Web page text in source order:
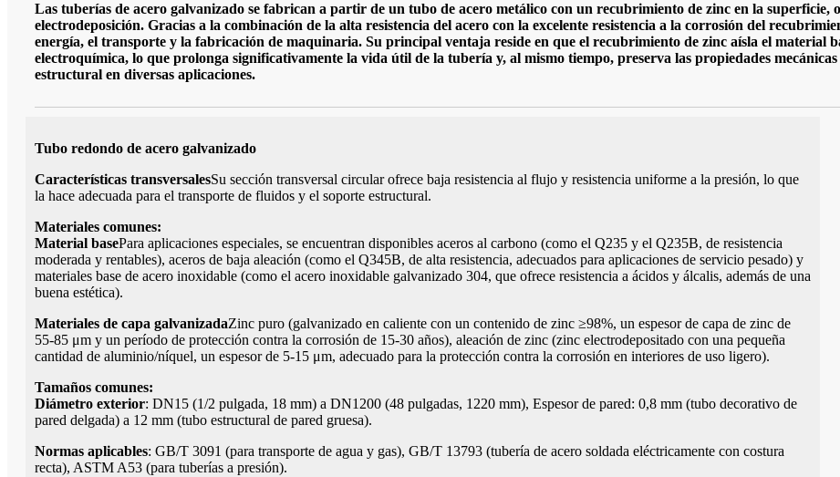
Las tuberías de acero galvanizado se fabrican a partir de un tubo de acero metálico con un recubrimiento de zinc en la superficie,
electrodeposición. Gracias a la combinación de la alta resistencia del acero con la excelente resistencia a la corrosión del
energía, el transporte y la fabricación de maquinaria. Su principal ventaja reside en que el recubrimiento de zinc aísla el material
electroquímica, lo que prolonga significativamente la vida útil de la tubería y, al mismo tiempo, preserva las propiedades
estructural en diversas aplicaciones.
Tubo redondo de acero galvanizado
Características transversalesSu sección transversal circular ofrece baja resistencia al flujo y resistencia uniforme a la presión, lo que
la hace adecuada para el transporte de fluidos y el soporte estructural.
Materiales comunes:
Material basePara aplicaciones especiales, se encuentran disponibles aceros al carbono (como el Q235 y el Q235B, de resistencia
moderada y rentables), aceros de baja aleación (como el Q345B, de alta resistencia, adecuados para aplicaciones de servicio pesado) y
materiales base de acero inoxidable (como el acero inoxidable galvanizado 304, que ofrece resistencia a ácidos y álcalis, además de una
buena estética).
Materiales de capa galvanizadaZinc puro (galvanizado en caliente con un contenido de zinc ≥98%, un espesor de capa de zinc de
55-85 μm y un período de protección contra la corrosión de 15-30 años), aleación de zinc (zinc electrodepositado con una pequeña
cantidad de aluminio/níquel, un espesor de 5-15 μm, adecuado para la protección contra la corrosión en interiores de uso ligero).
Tamaños comunes:
Diámetro exterior: DN15 (1/2 pulgada, 18 mm) a DN1200 (48 pulgadas, 1220 mm), Espesor de pared: 0,8 mm (tubo decorativo de
pared delgada) a 12 mm (tubo estructural de pared gruesa).
Normas aplicables: GB/T 3091 (para transporte de agua y gas), GB/T 13793 (tubería de acero soldada eléctricamente con costura
recta), ASTM A53 (para tuberías a presión).